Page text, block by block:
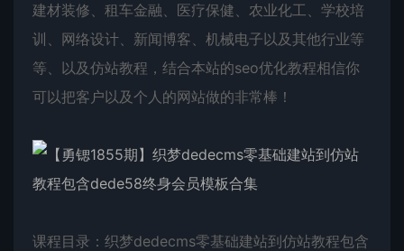
建材装修、租车金融、医疗保健、农业化工、学校培
训、网络设计、新闻博客、机械电子以及其他行业等
等、以及仿站教程，结合本站的seo优化教程相信你
可以把客户以及个人的网站做的非常棒！
课程目录：织梦dedecms零基础建站到仿站教程包含